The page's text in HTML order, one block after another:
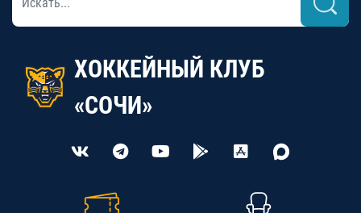
ХОККЕЙНЫЙ КЛУБ
«СОЧИ»